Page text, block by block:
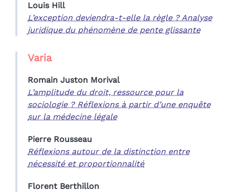
Louis Hill
L’exception deviendra-t-elle la règle ? Analyse
juridique du phénomène de pente glissante
Varia
Romain Juston Morival
L’amplitude du droit, ressource pour la
sociologie ? Réflexions à partir d’une enquête
sur la médecine légale
Pierre Rousseau
Réflexions autour de la distinction entre
nécessité et proportionnalité
Florent Berthillon